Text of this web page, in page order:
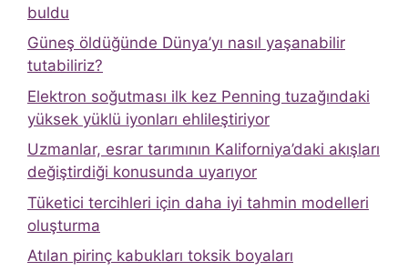
buldu
Güneş öldüğünde Dünya’yı nasıl yaşanabilir
tutabiliriz?
Elektron soğutması ilk kez Penning tuzağındaki
yüksek yüklü iyonları ehlileştiriyor
Uzmanlar, esrar tarımının Kaliforniya’daki akışları
değiştirdiği konusunda uyarıyor
Tüketici tercihleri ​​için daha iyi tahmin modelleri
oluşturma
Atılan pirinç kabukları toksik boyaları